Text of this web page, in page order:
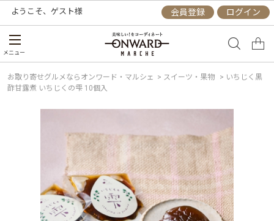
ようこそ、 ゲスト様 会員登録 ログイン
メニュー
お取り寄せグルメならオンワード・マルシェ > スイーツ・果物 > いちじく黒
酢甘露煮 いちじくの雫 10個入